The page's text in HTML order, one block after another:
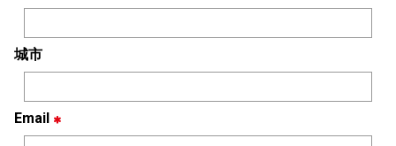
城市
Email